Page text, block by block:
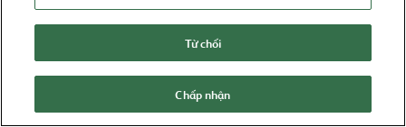
Từ chối
Chấp nhận